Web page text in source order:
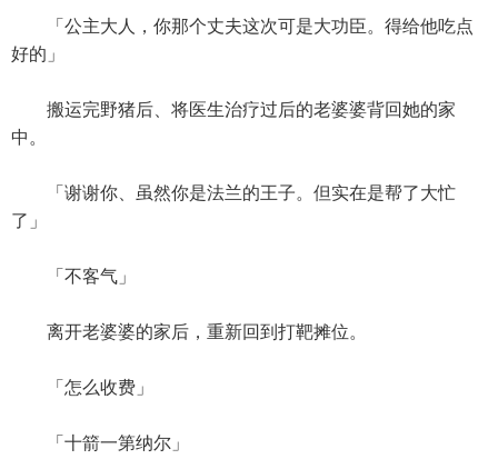
「公主大人，你那个丈夫这次可是大功臣。得给他吃点
好的」
搬运完野猪后、将医生治疗过后的老婆婆背回她的家
中。
「谢谢你、虽然你是法兰的王子。但实在是帮了大忙
了」
「不客气」
离开老婆婆的家后，重新回到打靶摊位。
「怎么收费」
「十箭一第纳尔」